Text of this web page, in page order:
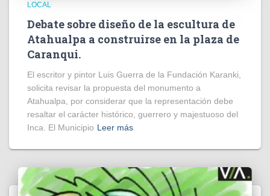
LOCAL
Debate sobre diseño de la escultura de
Atahualpa a construirse en la plaza de
Caranqui.
El escritor y pintor Luis Guerra de la Fundación Karanki,
solicita revisar la propuesta del monumento a
Atahualpa, por considerar que la representación debe
resaltar el carácter histórico, guerrero y majestuoso del
Inca. El Municipio Leer más